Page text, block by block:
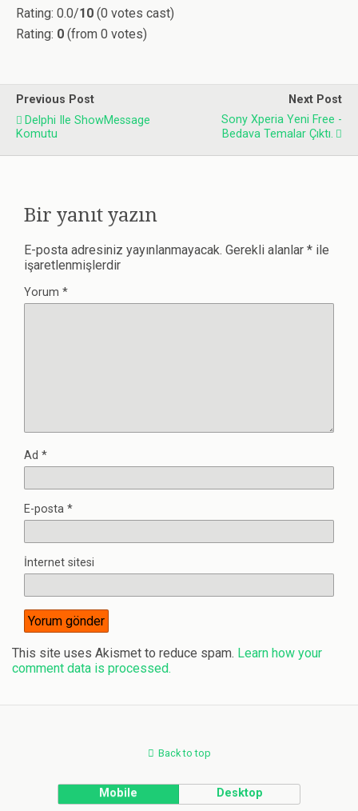
Rating: 0.0/10 (0 votes cast)
Rating: 0 (from 0 votes)
Previous Post
Delphi Ile ShowMessage
Komutu
Next Post
Sony Xperia Yeni Free -
Bedava Temalar Çıktı.
Bir yanıt yazın
E-posta adresiniz yayınlanmayacak. Gerekli alanlar * ile
işaretlenmişlerdir
Yorum *
Ad *
E-posta *
İnternet sitesi
This site uses Akismet to reduce spam. Learn how your
comment data is processed.
Back to top
Mobile Desktop